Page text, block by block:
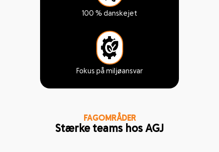
100 % danskejet
Fokus på miljøansvar
FAGOMRÅDER
Stærke teams hos AGJ